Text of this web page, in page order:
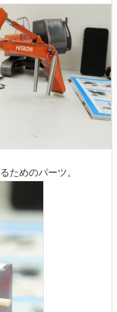
ためのパーツ。